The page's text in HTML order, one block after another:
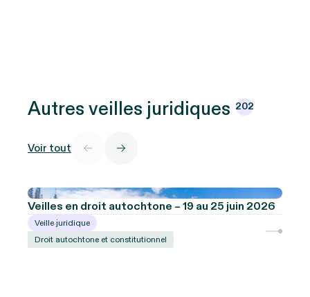
Autres veilles juridiques 202
Voir tout
Veilles en droit autochtone – 19 au 25 juin 2026
Veille juridique
Droit autochtone et constitutionnel